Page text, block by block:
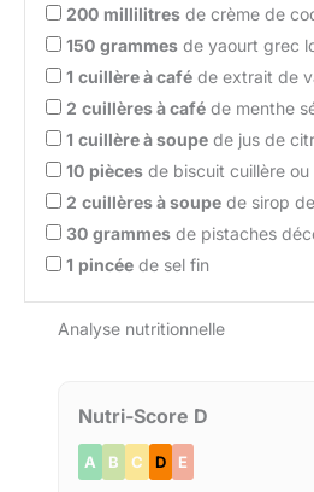
200 millilitres de crème de
150 grammes de yaourt grec
1 cuillère à café de extrait de
2 cuillères à café de menthe
1 cuillère à soupe de jus de
10 pièces de biscuit cuillère
2 cuillères à soupe de sirop
30 grammes de pistaches
1 pincée de sel fin
Analyse nutritionnelle
Nutri-Score D
A B C D E